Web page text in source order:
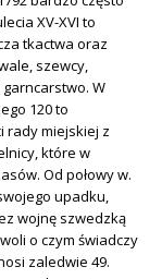
XV-XVI to
tkactwa oraz
szewcy,
W
120 to
rady miejskiej z
które w
Od połowy w.
upadku,
wojnę szwedzką
o czym świadczy
zaledwie 49.